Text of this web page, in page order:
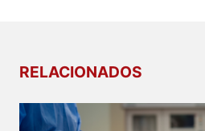
RELACIONADOS